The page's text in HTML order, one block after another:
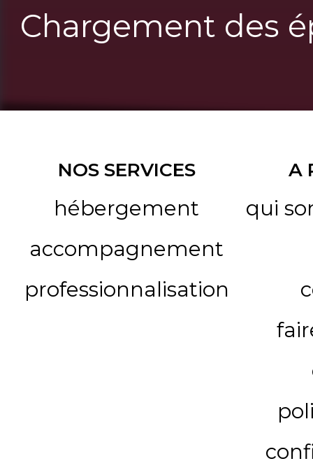
Chargement des
NOS SERVICES
hébergement
accompagnement
professionnalisation
A
qui